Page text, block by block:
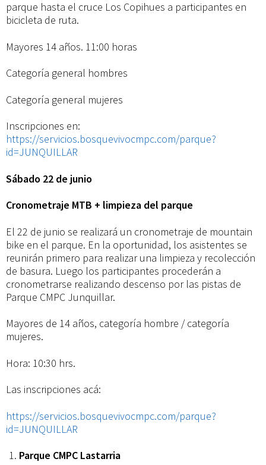
parque hasta el cruce Los Copihues a participantes en
bicicleta de ruta.
Mayores 14 años. 11:00 horas
Categoría general hombres
Categoría general mujeres
Inscripciones en:
https://servicios.bosquevivocmpc.com/parque?
id=JUNQUILLAR
Sábado 22 de junio
Cronometraje MTB + limpieza del parque
El 22 de junio se realizará un cronometraje de mountain
bike en el parque. En la oportunidad, los asistentes se
reunirán primero para realizar una limpieza y recolección
de basura. Luego los participantes procederán a
cronometrarse realizando descenso por las pistas de
Parque CMPC Junquillar.
Mayores de 14 años, categoría hombre / categoría
mujeres.
Hora: 10:30 hrs.
Las inscripciones acá:
https://servicios.bosquevivocmpc.com/parque?
id=JUNQUILLAR
Parque CMPC Lastarria